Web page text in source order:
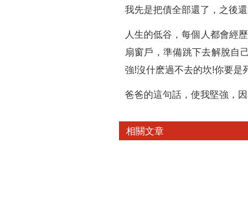
我先是把債全部還了，之後
人生的低谷，每個人都會經
扇窗戶，準備跳下去解脫自
強!沒什麽過不去的坎!你要是
爸爸的這句話，使我堅強，
相關文章